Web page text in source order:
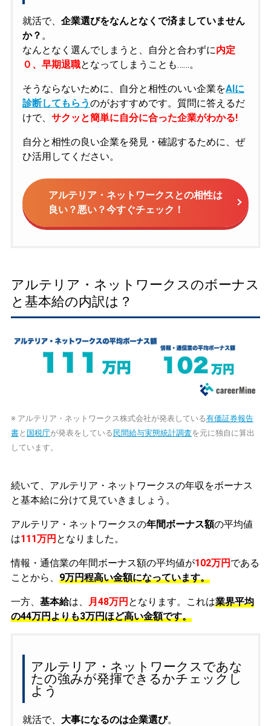
就活で、 企業選びをなんとなくで済ましていません
か？ 。
なんとなく選んでしまうと、自分と合わずに内定
０、早期退職となってしまうことも……。
そうならないために、自分と相性のいい企業をAIに
診断してもらうのがおすすめです。質問に答えるだ
けで、 サクッと簡単に自分に合った企業がわかる!
自分と相性の良い企業を発見・確認するために、ぜ
ひ活用してください。
アルテリア・ネットワークスとの相性は
良い？悪い？今すぐチェック！
アルテリア・ネットワークスのボーナス
と基本給の内訳は？
※ アルテリア・ネットワークス株式会社が発表している有価証券報告
書と 国税庁が発表をしている 民間給与実態統計調査を元に独自に算出
しています。
続いて、アルテリア・ネットワークスの年収をボーナス
と基本給に分けて見ていきましょう。
アルテリア・ネットワークスの年間ボーナス額の平均値
は111万円 となりました。
情報・通信業の年間ボーナス額の平均値が102万円 である
ことから、 9万円程高い金額になっています。
一方、 基本給は、 月48万円 となります。これは業界平均
の44万円よりも3万円ほど高い金額です。
アルテリア・ネットワークスであな
たの強みが発揮できるかチェックし
よう
就活で、 大事になるのは企業選び。